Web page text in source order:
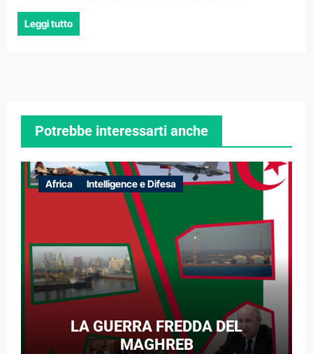
Leggi tutto
Potrebbe interessarti anche
Africa Intelligence e Difesa
LA GUERRA FREDDA DEL
MAGHREB